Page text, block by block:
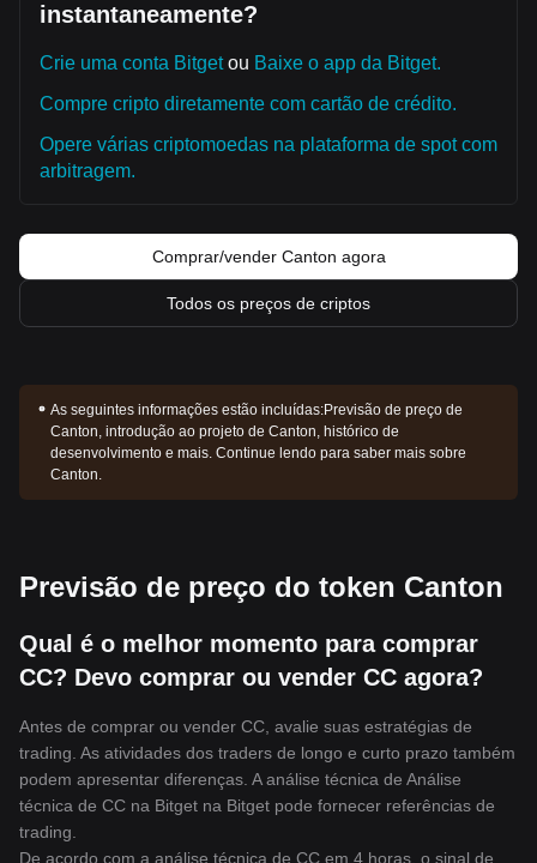
instantaneamente?
Crie uma conta Bitgetou Baixe o app da Bitget.
Compre cripto diretamente com cartão de crédito.
Opere várias criptomoedas na plataforma de spot com
arbitragem.
Comprar/vender Canton agora
Todos os preços de criptos
As seguintes informações estão incluídas:Previsão de preço de
Canton, introdução ao projeto de Canton, histórico de
desenvolvimento e mais. Continue lendo para saber mais sobre
Canton.
Previsão de preço do token Canton
Qual é o melhor momento para comprar
CC? Devo comprar ou vender CC agora?
Antes de comprar ou vender CC, avalie suas estratégias de
trading. As atividades dos traders de longo e curto prazo também
podem apresentar diferenças. A análise técnica de Análise
técnica de CC na Bitget na Bitget pode fornecer referências de
trading.
De acordo com a análise técnica de CC em 4 horas, o sinal de